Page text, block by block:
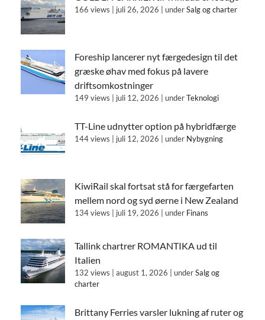
166 views juli 26, 2026 underSalg og charter
Foreship lancerer nyt færgedesign til det
græske øhav med fokus på lavere
driftsomkostninger
149 views juli 12, 2026 underTeknologi
TT-Line udnytter option på hybridfærge
144 views juli 12, 2026 under Nybygning
KiwiRail skal fortsat stå for færgefarten
mellem nord og syd øerne i New Zealand
134 views juli 19, 2026 under Finans
Tallink chartrer ROMANTIKA ud til
Italien
132 views august 1, 2026 underSalg og
charter
Brittany Ferries varsler lukning af ruter og